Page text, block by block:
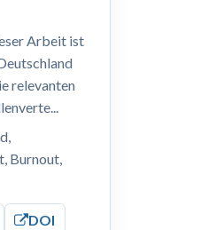
Arbeit ist
relevanten
Burnout,
DOI